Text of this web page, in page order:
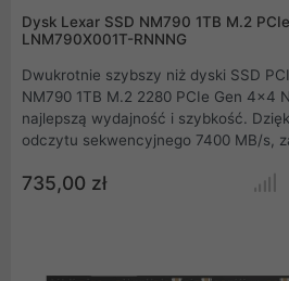
Dysk Lexar SSD NM790 1TB M.2
LNM790X001T-RNNNG
Dwukrotnie szybszy niż dyski SSD
NM790 1TB M.2 2280 PCIe Gen 4x4
najlepszą wydajność i szybkość.
odczytu sekwencyjnego 7400 MB/s,
6500 MB/s i szybkości odczytu
dysk SSD Lexar NM790 1TB ma
dotrzesz do mety jako pierwszy lub z
735,00 zł